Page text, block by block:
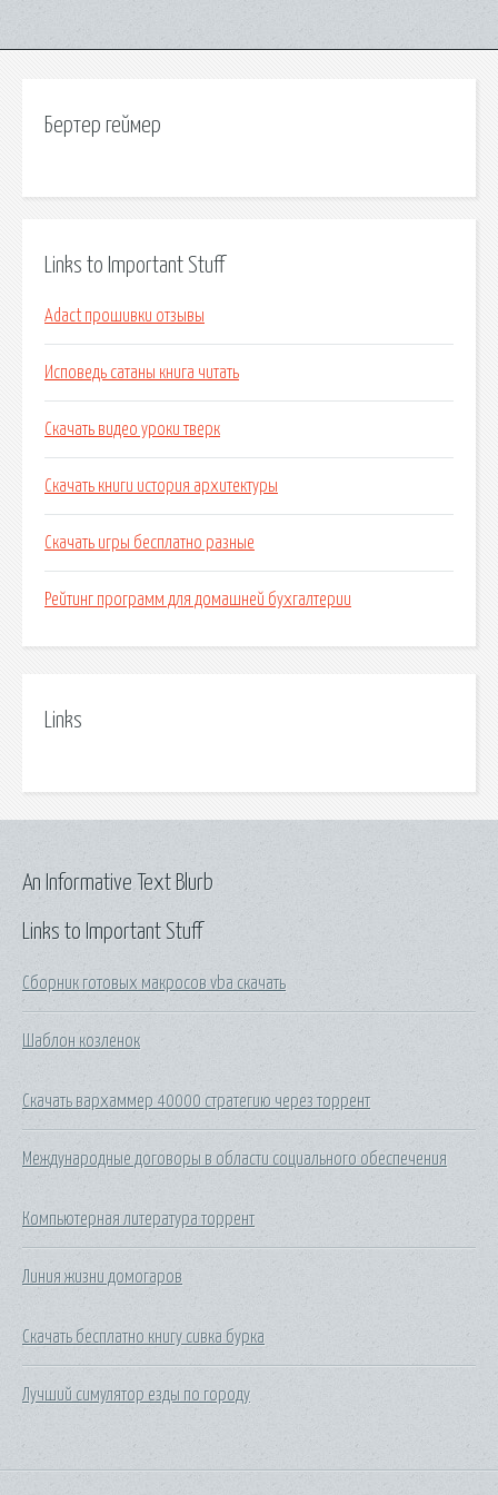
Бертер геймер
Links to Important Stuff
Adact прошивки отзывы
Исповедь сатаны книга читать
Скачать видео уроки тверк
Скачать книги история архитектуры
Скачать игры бесплатно разные
Рейтинг программ для домашней бухгалтерии
Links
Links to Important Stuff
Сборник готовых макросов vba скачать
Шаблон козленок
Скачать вархаммер 40000 стратегию через торрент
Международные договоры в области социального обеспечения
Компьютерная литература торрент
Линия жизни домогаров
Скачать бесплатно книгу сивка бурка
Лучший симулятор езды по городу
An Informative Text Blurb